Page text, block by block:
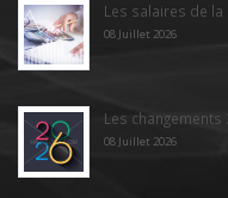
Les salaires de
08 Juillet 2026
Les
08 Juillet 2026